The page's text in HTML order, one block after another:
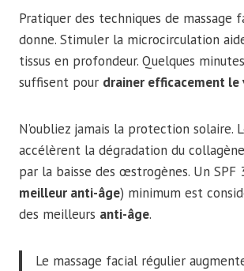
Pratiquer des techniques de massage
donne. Stimuler la microcirculation
tissus en profondeur. Quelques
suffisent pour drainer efficacement le
N’oubliez jamais la protection solaire.
accélèrent la dégradation du
par la baisse des œstrogènes. Un SPF
meilleur anti-âge) minimum est
des meilleurs anti-âge.
Le massage facial régulier